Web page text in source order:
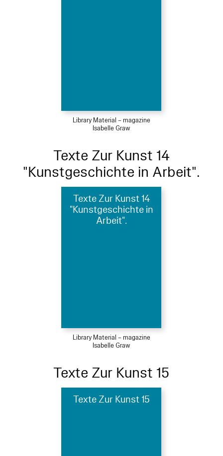
Library Material – magazine
Isabelle Graw
Texte Zur Kunst 14
"Kunstgeschichte in Arbeit".
Texte Zur Kunst 14
"Kunstgeschichte in
Arbeit".
Library Material – magazine
Isabelle Graw
Texte Zur Kunst 15
Texte Zur Kunst 15